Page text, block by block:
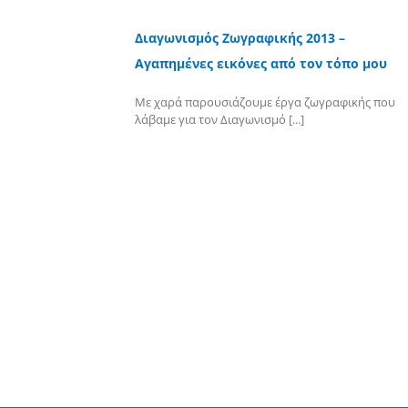
Διαγωνισμός Ζωγραφικής 2013 –
Αγαπημένες εικόνες από τον τόπο μου
Με χαρά παρουσιάζουμε έργα ζωγραφικής που
λάβαμε για τον Διαγωνισμό [...]